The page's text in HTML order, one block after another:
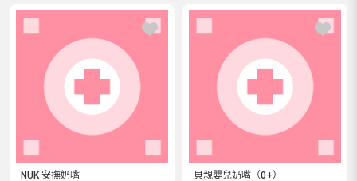
NUK 安撫奶嘴 貝親嬰兒奶嘴（0+）